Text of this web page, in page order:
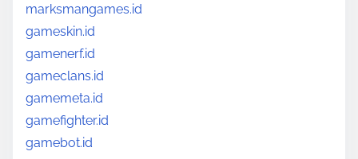
marksmangames.id
gameskin.id
gamenerf.id
gameclans.id
gamemeta.id
gamefighter.id
gamebot.id